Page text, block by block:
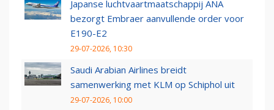
Japanse luchtvaartmaatschappij ANA
bezorgt Embraer aanvullende order voor
E190-E2
29-07-2026, 10:30
Saudi Arabian Airlines breidt
samenwerking met KLM op Schiphol uit
29-07-2026, 10:00